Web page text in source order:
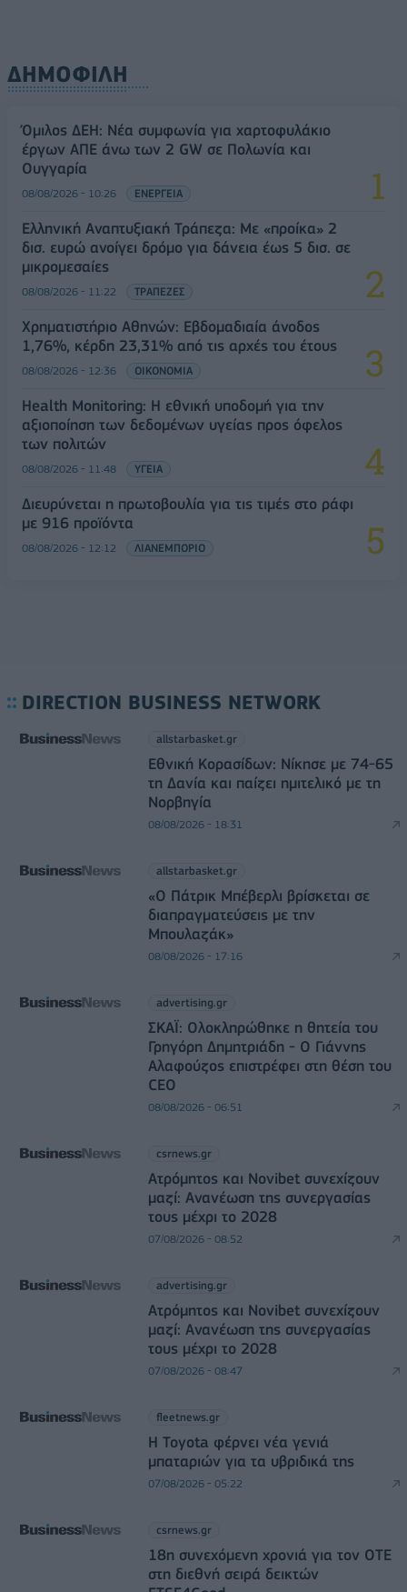
ΔΗΜΟΦΙΛΗ
Όμιλος ΔΕΗ: Νέα συμφωνία για χαρτοφυλάκιο
έργων ΑΠΕ άνω των 2 GW σε Πολωνία και
Ουγγαρία
08/08/2026 - 10:26 ΕΝΕΡΓΕΙΑ
Ελληνική Αναπτυξιακή Τράπεζα: Με «προίκα» 2
δισ. ευρώ ανοίγει δρόμο για δάνεια έως 5 δισ. σε
μικρομεσαίες
08/08/2026 - 11:22 ΤΡΑΠΕΖΕΣ
Χρηματιστήριο Αθηνών: Εβδομαδιαία άνοδος
1,76%, κέρδη 23,31% από τις αρχές του έτους
08/08/2026 - 12:36 ΟΙΚΟΝΟΜΙΑ
Health Monitoring: Η εθνική υποδομή για την
αξιοποίηση των δεδομένων υγείας προς όφελος
των πολιτών
08/08/2026 - 11:48 ΥΓΕΙΑ
Διευρύνεται η πρωτοβουλία για τις τιμές στο ράφι
με 916 προϊόντα
08/08/2026 - 12:12 ΛΙΑΝΕΜΠΟΡΙΟ
DIRECTION BUSINESS NETWORK
allstarbasket.gr
Εθνική Κορασίδων: Νίκησε με 74-65
τη Δανία και παίζει ημιτελικό με τη
Νορβηγία
08/08/2026 - 18:31
allstarbasket.gr
«Ο Πάτρικ Μπέβερλι βρίσκεται σε
διαπραγματεύσεις με την
Μπουλαζάκ»
08/08/2026 - 17:16
advertising.gr
ΣΚΑΪ: Ολοκληρώθηκε η θητεία του
Γρηγόρη Δημητριάδη - Ο Γιάννης
Αλαφούζος επιστρέφει στη θέση του
CEO
08/08/2026 - 06:51
csrnews.gr
Ατρόμητος και Novibet συνεχίζουν
μαζί: Ανανέωση της συνεργασίας
τους μέχρι το 2028
07/08/2026 - 08:52
advertising.gr
Ατρόμητος και Novibet συνεχίζουν
μαζί: Ανανέωση της συνεργασίας
τους μέχρι το 2028
07/08/2026 - 08:47
fleetnews.gr
Η Toyota φέρνει νέα γενιά
μπαταριών για τα υβριδικά της
07/08/2026 - 05:22
csrnews.gr
18η συνεχόμενη χρονιά για τον ΟΤΕ
στη διεθνή σειρά δεικτών